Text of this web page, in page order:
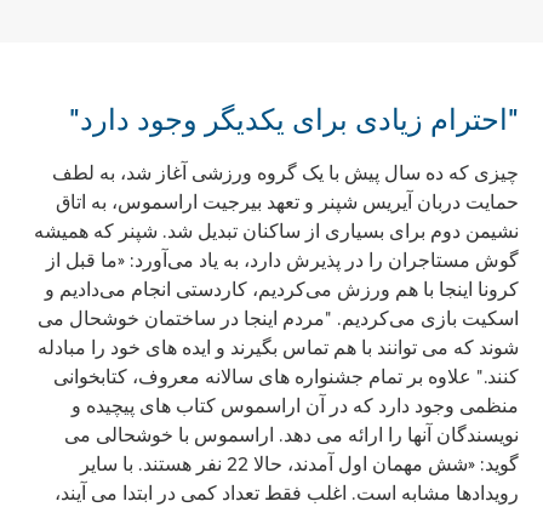
"احترام زیادی برای یکدیگر وجود دارد"
چیزی که ده سال پیش با یک گروه ورزشی آغاز شد، به لطف
حمایت دربان آیریس شپنر و تعهد بیرجیت اراسموس، به اتاق
نشیمن دوم برای بسیاری از ساکنان تبدیل شد. شپنر که همیشه
گوش مستاجران را در پذیرش دارد، به یاد می‌آورد: «ما قبل از
کرونا اینجا با هم ورزش می‌کردیم، کاردستی انجام می‌دادیم و
اسکیت بازی می‌کردیم. "مردم اینجا در ساختمان خوشحال می
شوند که می توانند با هم تماس بگیرند و ایده های خود را مبادله
کنند." علاوه بر تمام جشنواره های سالانه معروف، کتابخوانی
منظمی وجود دارد که در آن اراسموس کتاب های پیچیده و
نویسندگان آنها را ارائه می دهد. اراسموس با خوشحالی می
گوید: «شش مهمان اول آمدند، حالا 22 نفر هستند. با سایر
رویدادها مشابه است. اغلب فقط تعداد کمی در ابتدا می آیند،